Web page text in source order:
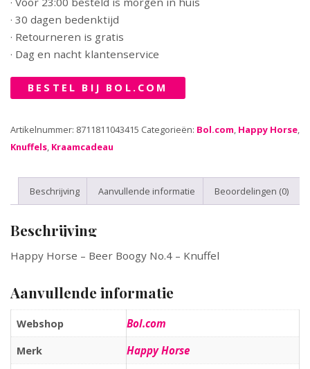
· 30 dagen bedenktijd
· Retourneren is gratis
· Dag en nacht klantenservice
BESTEL BIJ BOL.COM
Artikelnummer: 8711811043415 Categorieën: Bol.com, Happy Horse,
Knuffels, Kraamcadeau
Beschrijving Aanvullende informatie Beoordelingen (0)
Beschrijving
Happy Horse – Beer Boogy No.4 – Knuffel
Aanvullende informatie
Webshop Bol.com
Merk Happy Horse